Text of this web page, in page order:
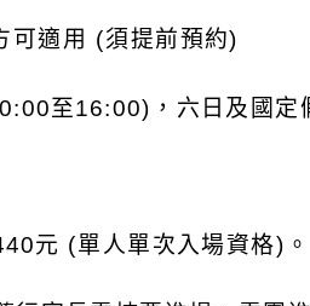
可適用 (須提前預約)
至16:00) ，六日及國定
元 (單人單次入場資格) 。